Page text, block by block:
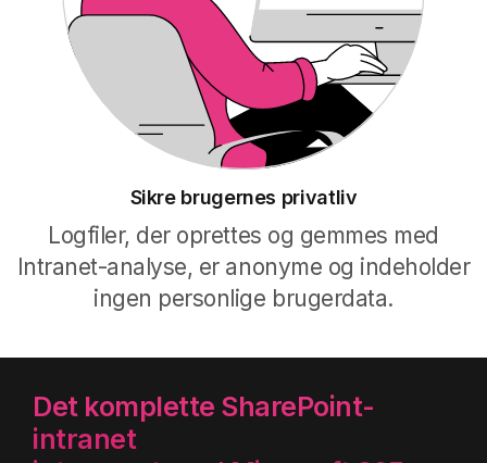
Sikre brugernes privatliv
Logfiler, der oprettes og gemmes med
Intranet-analyse, er anonyme og indeholder
ingen personlige brugerdata.
Det komplette SharePoint-
intranet